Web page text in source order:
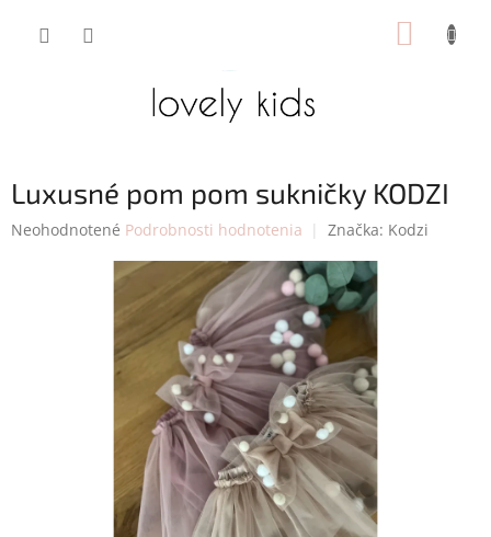
Luxusné pom pom sukničky KODZI
Priemerné
Neohodnotené Podrobnosti hodnotenia Značka: Kodzi